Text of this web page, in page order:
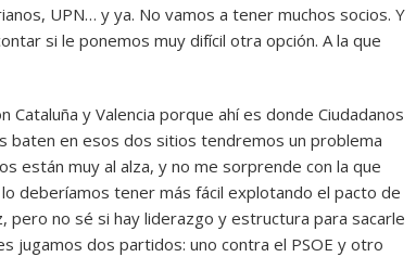
UPN… y ya. No vamos a tener muchos socios. Y
si le ponemos muy difícil otra opción. A la que
Cataluña y Valencia porque ahí es donde Ciudadanos
baten en esos dos sitios tendremos un problema
están muy al alza, y no me sorprende con la que
lo deberíamos tener más fácil explotando el pacto de
pero no sé si hay liderazgo y estructura para sacarle
jugamos dos partidos: uno contra el PSOE y otro